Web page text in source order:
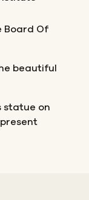
Board Of
beautiful
statue on